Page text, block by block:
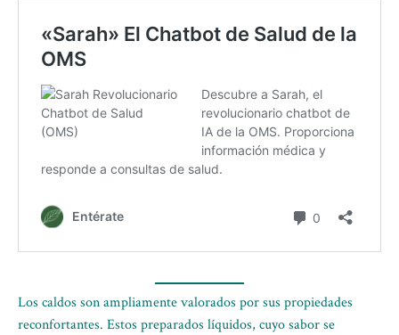
Los caldos son ampliamente valorados por sus propiedades
reconfortantes. Estos preparados líquidos, cuyo sabor se